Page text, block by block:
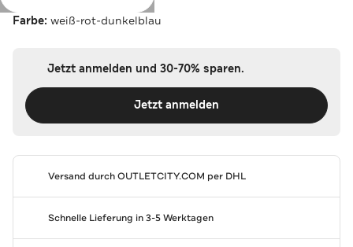
Farbe: weiß-rot-dunkelblau
Jetzt anmelden und 30-70% sparen.
Jetzt anmelden
Versand durchOUTLETCITY.COM per DHL
Schnelle Lieferung in 3-5 Werktagen